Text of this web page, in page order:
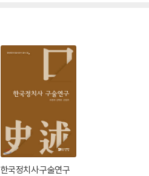
한국정치사 구술연구